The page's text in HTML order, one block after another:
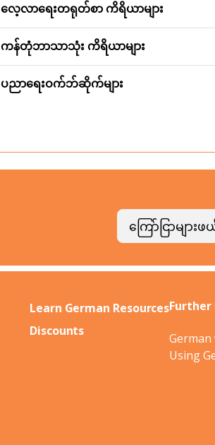
လေ့လာရေးတရုတ်စာ ကိရိယာများ
ကန်တုံဘာသာသုံး ကိရိယာများ
ပညာရေးဝက်ဘ်ဆိုက်များ
ကြော်ငြာမျ
Learn German Resources
Discounts
Further
Using